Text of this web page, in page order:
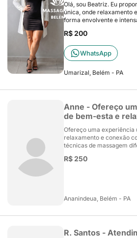
Olá, sou Beatriz. Eu
única, onde relaxamento
forma envolvente e
R$ 200
WhatsApp
Umarizal, Belém - PA
Anne - Ofereço
de bem-esta e
Ofereço uma experiência
relaxamento e conexão
técnicas de massagem
R$ 250
Ananindeua, Belém - PA
R. Santos -